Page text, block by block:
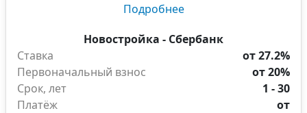
Подробнее
Новостройка - Сбербанк
Ставка
от 27.2%
Первоначальный взнос
от 20%
Срок, лет
1 - 30
Платёж
от